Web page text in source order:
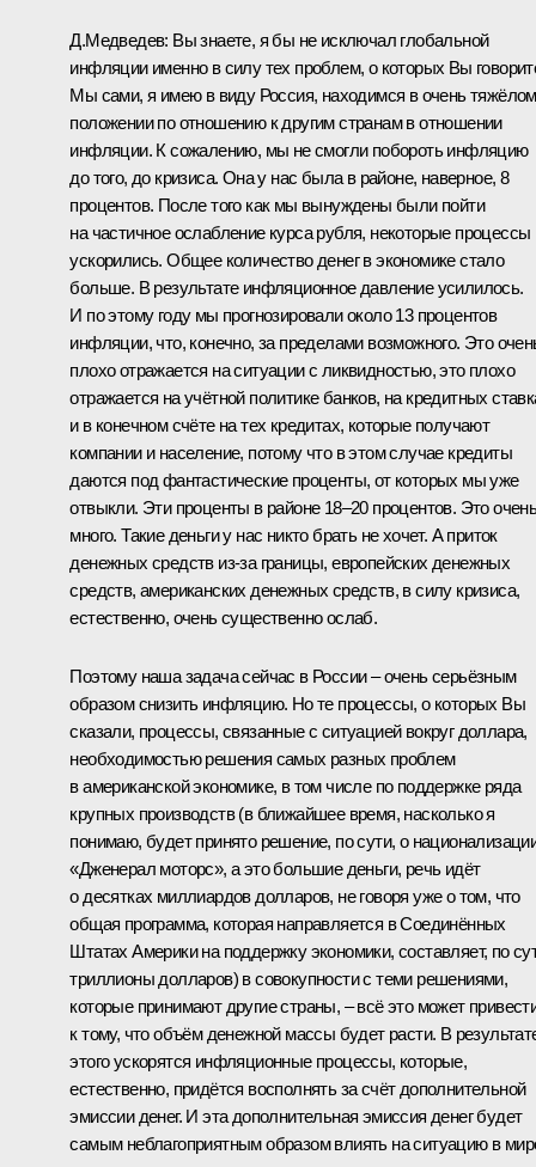
Д.Медведев: Вы знаете, я бы не исключал глобальной
инфляции именно в силу тех проблем, о которых Вы
Мы сами, я имею в виду Россия, находимся в очень тяжёлом
положении по отношению к другим странам в отношении
инфляции. К сожалению, мы не смогли побороть инфляцию
до того, до кризиса. Она у нас была в районе, наверное, 8
процентов. После того как мы вынуждены были пойти
на частичное ослабление курса рубля, некоторые процессы
ускорились. Общее количество денег в экономике стало
больше. В результате инфляционное давление усилилось.
И по этому году мы прогнозировали около 13 процентов
инфляции, что, конечно, за пределами возможного. Это
плохо отражается на ситуации с ликвидностью, это плохо
отражается на учётной политике банков, на кредитных
и в конечном счёте на тех кредитах, которые получают
компании и население, потому что в этом случае кредиты
даются под фантастические проценты, от которых мы уже
отвыкли. Эти проценты в районе 18–20 процентов. Это
много. Такие деньги у нас никто брать не хочет. А приток
денежных средств из‑за границы, европейских денежных
средств, американских денежных средств, в силу кризиса,
естественно, очень существенно ослаб.
Поэтому наша задача сейчас в России – очень серьёзным
образом снизить инфляцию. Но те процессы, о которых Вы
сказали, процессы, связанные с ситуацией вокруг доллара,
необходимостью решения самых разных проблем
в американской экономике, в том числе по поддержке ряда
крупных производств (в ближайшее время, насколько я
понимаю, будет принято решение, по сути, о
«Дженерал моторс», а это большие деньги, речь идёт
о десятках миллиардов долларов, не говоря уже о том, что
общая программа, которая направляется в Соединённых
Штатах Америки на поддержку экономики, составляет, по
триллионы долларов) в совокупности с теми решениями,
которые принимают другие страны, – всё это может
к тому, что объём денежной массы будет расти. В
этого ускорятся инфляционные процессы, которые,
естественно, придётся восполнять за счёт дополнительной
эмиссии денег. И эта дополнительная эмиссия денег будет
самым неблагоприятным образом влиять на ситуацию в